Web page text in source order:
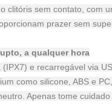
clitóris sem contato, com
prazer sem
a qualquer hora
e recarregável via
como silicone, ABS e
Apenas tome